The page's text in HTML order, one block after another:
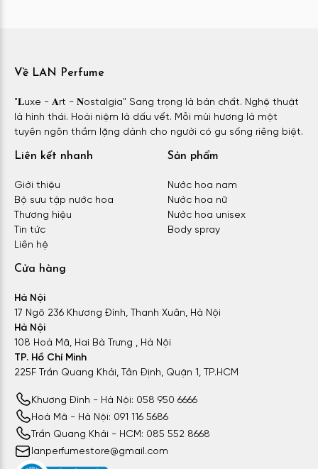
Về LAN Perfume
"𝐋uxe - 𝐀rt - 𝐍ostalgia" Sang trọng là bản chất. Nghệ thuật
là hình thái. Hoài niệm là dấu vết. Mỗi mùi hương là một
tuyên ngôn thầm lặng dành cho người có gu sống riêng biệt.
Liên kết nhanh
Giới thiệu
Bộ sưu tập nước hoa
Thương hiệu
Tin tức
Liên hệ
Sản phẩm
Nước hoa nam
Nước hoa nữ
Nước hoa unisex
Body spray
Cửa hàng
Hà Nội
17 Ngõ 236 Khương Đình, Thanh Xuân, Hà Nội
Hà Nội
108 Hoà Mã, Hai Bà Trưng , Hà Nội
TP. Hồ Chí Minh
225F Trần Quang Khải, Tân Định, Quận 1, TP.HCM
Khương Đình - Hà Nội: 058 950 6666
Hoà Mã - Hà Nội: 091 116 5686
Trần Quang Khải - HCM: 085 552 8668
lanperfumestore@gmail.com